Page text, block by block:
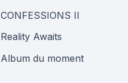
CONFESSIONS II
Reality Awaits
Album du moment